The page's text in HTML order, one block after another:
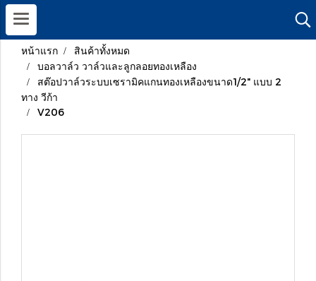
หน้าแรก
สินค้าทั้งหมด
บอลวาล์ว วาล์วและลูกลอยทองเหลือง
สต๊อปวาล์วระบบเซรามิคแกนทองเหลืองขนาด1/2" แบบ 2
ทาง วีก้า
V206